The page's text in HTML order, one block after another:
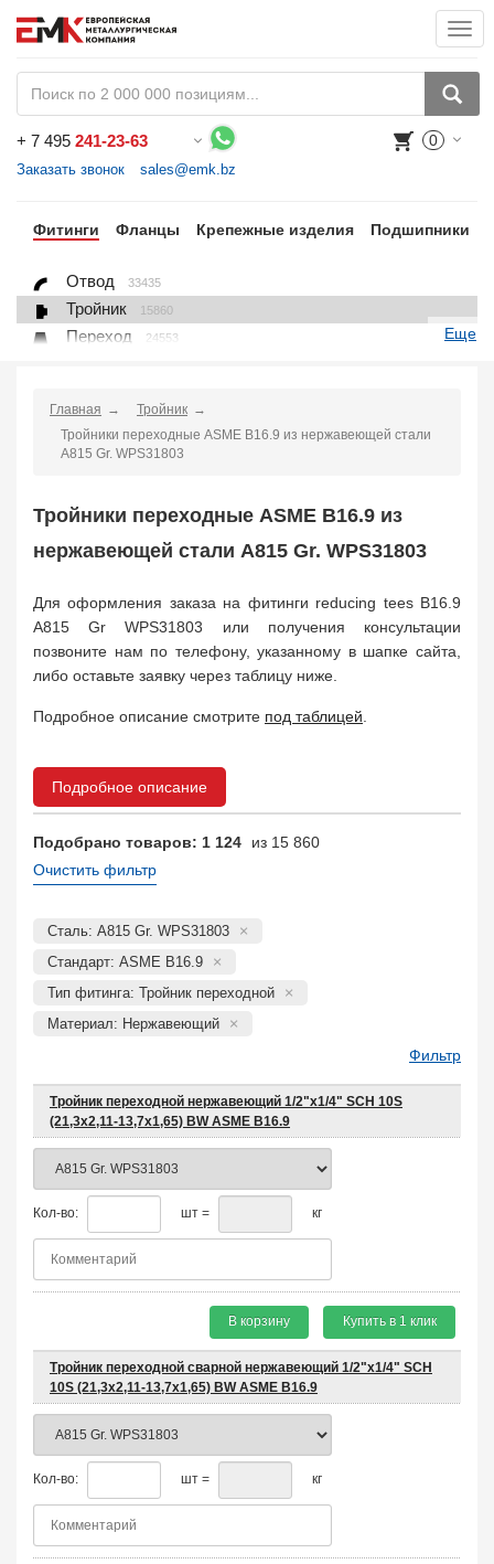
+ 7 495 241-23-63
Заказать звонок sales@emk.bz
0
Фитинги Фланцы Крепежные изделия Подшипники
Отвод 33435
Тройник 15860
Переход 24553
Крестовина 361
Переходник понижающий
Заглушка, крышка
Пробка 72
Бобышка
Заказать в 1 клик
Еще
Главная
Тройник
Тройники переходные ASME B16.9 из нержавеющей стали
A815 Gr. WPS31803
Тройники переходные ASME B16.9 из
нержавеющей стали A815 Gr. WPS31803
Для оформления заказа на фитинги reducing tees B16.9
A815 Gr WPS31803 или получения консультации
позвоните нам по телефону, указанному в шапке сайта,
либо оставьте заявку через таблицу ниже.
Подробное описание смотрите под таблицей
Подробное описание
Подобрано товаров: 1 124
из 15 860
Очистить фильтр
Сталь: A815 Gr. WPS31803
Стандарт: ASME B16.9
Тип фитинга: Тройник переходной
Материал: Нержавеющий
Фильтр
Тройник переходной нержавеющий 1/2"х1/4" SCH 10S
(21,3x2,11-13,7x1,65) BW ASME B16.9
Кол-во: шт = кг
В корзину Купить в 1 клик
Тройник переходной сварной нержавеющий 1/2"х1/4" SCH
10S (21,3х2,11-13,7х1,65) BW ASME B16.9
Кол-во: шт = кг